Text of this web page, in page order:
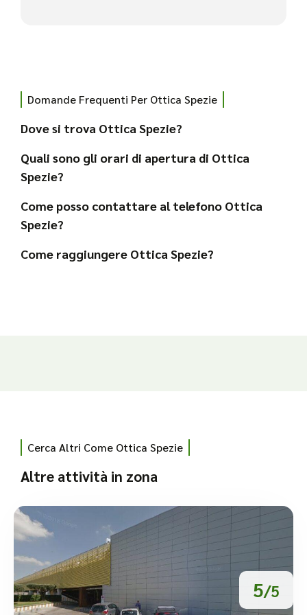
Domande Frequenti Per Ottica Spezie
Dove si trova Ottica Spezie?
Quali sono gli orari di apertura di Ottica
Spezie?
Come posso contattare al telefono Ottica
Spezie?
Come raggiungere Ottica Spezie?
Cerca Altri Come Ottica Spezie
Altre attività in zona
5/5